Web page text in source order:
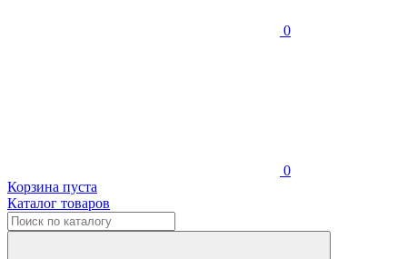
0
0
Корзина пуста
Каталог товаров